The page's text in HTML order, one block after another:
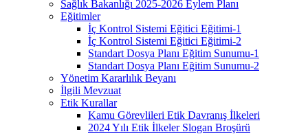
Sağlık Bakanlığı 2025-2026 Eylem Planı
Eğitimler
İç Kontrol Sistemi Eğitici Eğitimi-1
İç Kontrol Sistemi Eğitici Eğitimi-2
Standart Dosya Planı Eğitim Sunumu-1
Standart Dosya Planı Eğitim Sunumu-2
Yönetim Kararlılık Beyanı
İlgili Mevzuat
Etik Kurallar
Kamu Görevlileri Etik Davranış İlkeleri
2024 Yılı Etik İlkeler Slogan Broşürü